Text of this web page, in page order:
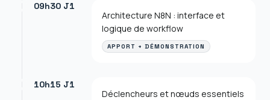
09h30 J1
Architecture N8N : interface et
logique de workflow
APPORT + DÉMONSTRATION
10h15 J1
Déclencheurs et nœuds essentiels